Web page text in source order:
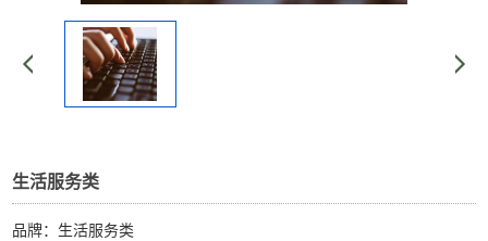
生活服务类
品牌：生活服务类